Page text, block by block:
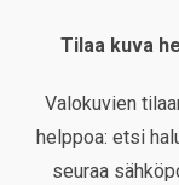
Tilaa kuva
Valokuvien
helppoa: etsi
seuraa